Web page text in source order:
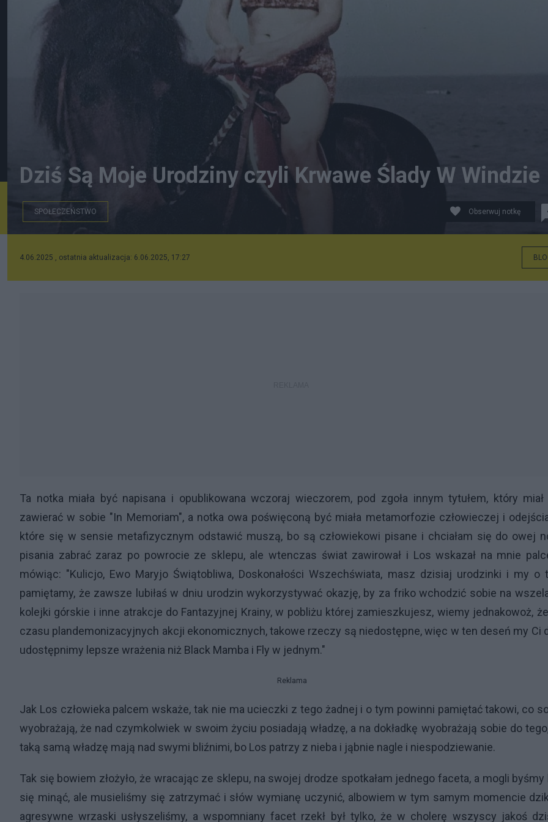
Dziś Są Moje Urodziny czyli Krwawe Ślady W Windzie
SPOŁECZEŃSTWO Obserwuj notkę
4.06.2025 , ostatnia aktualizacja: 6.06.2025, 17:27
Ta notka miała być napisana i opublikowana wczoraj wieczorem, pod zgoła innym tytułem, który miał
zawierać w sobie "In Memoriam", a notka owa poświęconą być miała metamorfozie człowieczej i
które się w sensie metafizycznym odstawić muszą, bo są człowiekowi pisane i chciałam się do owej
pisania zabrać zaraz po powrocie ze sklepu, ale wtenczas świat zawirował i Los wskazał na mnie
mówiąc: "Kulicjo, Ewo Maryjo Świątobliwa, Doskonałości Wszechświata, masz dzisiaj urodzinki i my o
pamiętamy, że zawsze lubiłaś w dniu urodzin wykorzystywać okazję, by za friko wchodzić sobie na
kolejki górskie i inne atrakcje do Fantazyjnej Krainy, w pobliżu której zamieszkujesz, wiemy jednakowoż,
czasu plandemonizacyjnych akcji ekonomicznych, takowe rzeczy są niedostępne, więc w ten deseń my Ci
udostępnimy lepsze wrażenia niż Black Mamba i Fly w jednym."
Reklama
Jak Los człowieka palcem wskaże, tak nie ma ucieczki z tego żadnej i o tym powinni pamiętać takowi, co
wyobrażają, że nad czymkolwiek w swoim życiu posiadają władzę, a na dokładkę wyobrażają sobie do
taką samą władzę mają nad swymi bliźnimi, bo Los patrzy z nieba i jąbnie nagle i niespodziewanie.
Tak się bowiem złożyło, że wracając ze sklepu, na swojej drodze spotkałam jednego faceta, a mogli byśmy
się minąć, ale musieliśmy się zatrzymać i słów wymianę uczynić, albowiem w tym samym momencie
agresywne wrzaski usłyszeliśmy, a wspomniany facet rzekł był tylko, że w cholerę wszyscy jakoś